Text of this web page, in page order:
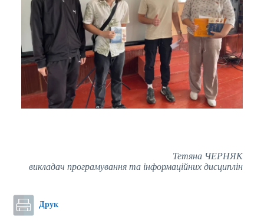
Тетяна ЧЕРНЯК
викладач програмування та інформаційних дисциплін
Друк